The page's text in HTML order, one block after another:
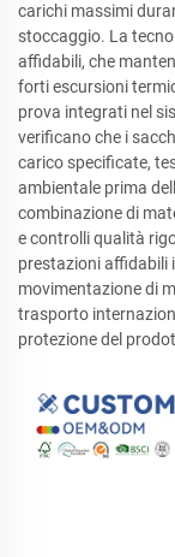
carichi massimi
stoccaggio. La
affidabili, che
forti escursioni
prova integrati nel
verificano che i
carico specificate,
ambientale prima
combinazione di
e controlli qualità
prestazioni affidabili
movimentazione di
trasporto
protezione del